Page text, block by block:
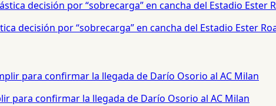
decisión por “sobrecarga” en cancha del Estadio Ester
para confirmar la llegada de Darío Osorio al AC Milan